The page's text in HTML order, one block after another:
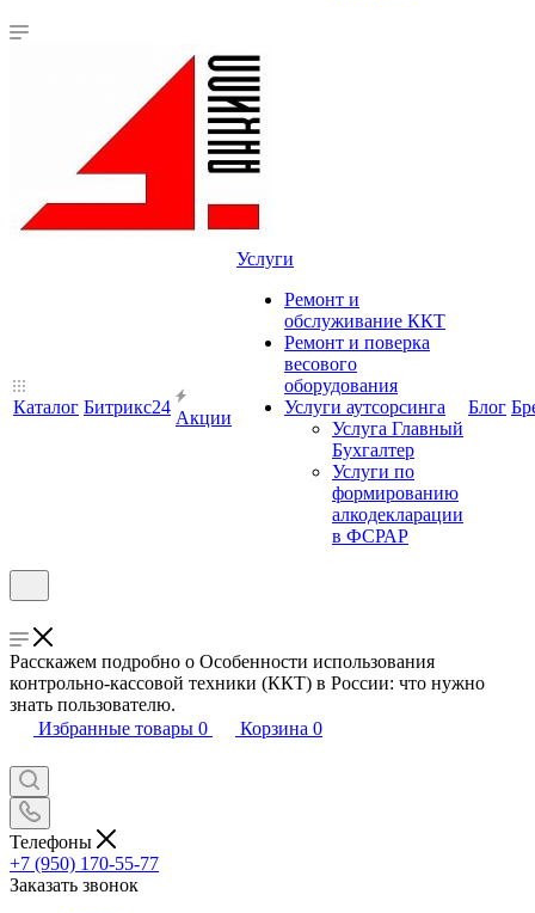
Каталог Битрикс24
Акции
Услуги
Ремонт и
обслуживание ККТ
Ремонт и поверка
весового
оборудования
Услуги аутсорсинга
Услуга Главный
Бухгалтер
Услуги по
формированию
алкодекларации
в ФСРАР
Блог
Расскажем подробно о Особенности использования
контрольно-кассовой техники (ККТ) в России: что нужно
знать пользователю.
Избранные товары 0 Корзина 0
Телефоны
+7 (950) 170-55-77
Заказать звонок